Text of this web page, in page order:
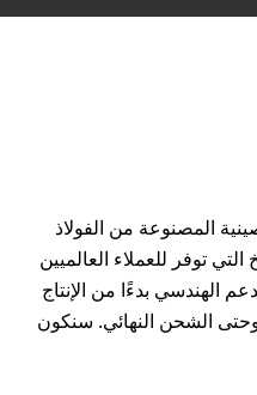
المصنوعة من الفولاذ
توفر للعملاء العالميين
الهندسي بدءًا من الإنتاج
الشحن النهائي. سنكون